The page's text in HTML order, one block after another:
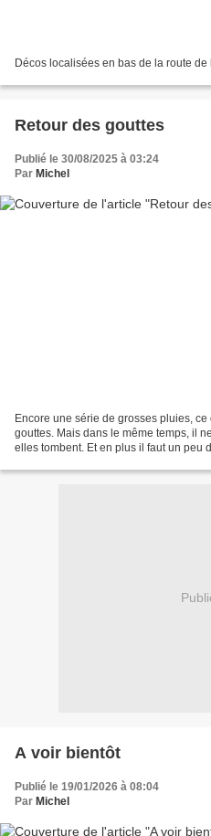
Décos localisées en bas de la route
Retour des gouttes
Publié le 30/08/2025 à 03:24
Par Michel
Encore une série de grosses pluies,
gouttes. Mais dans le même temps, il
elles tombent. Et en plus il faut un peu
A voir bientôt
Publié le 19/01/2026 à 08:04
Par Michel